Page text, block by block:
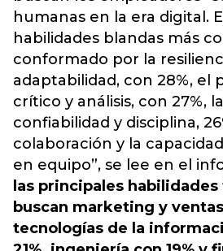
humanas en la era digital.
habilidades blandas más
conformado por la
adaptabilidad, con 28%, el
crítico y análisis, con 27%,
confiabilidad y disciplina,
colaboración y la
en equipo”, se lee en el
las principales
buscan marketing y
tecnologías de la